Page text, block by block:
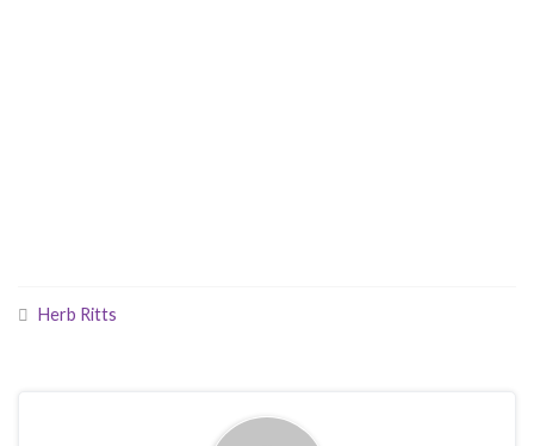
Herb Ritts